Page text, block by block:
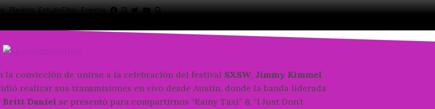
Playlists EstudioFilter Eventos
la convicción de unirse a la celebración del festival SXSW, Jimmy Kimmel
realizar sus transmisiones en vivo desde Austin, donde la banda liderada
Britt Daniel se presentó para compartirnos “Rainy Taxi” & “I Just Don’t